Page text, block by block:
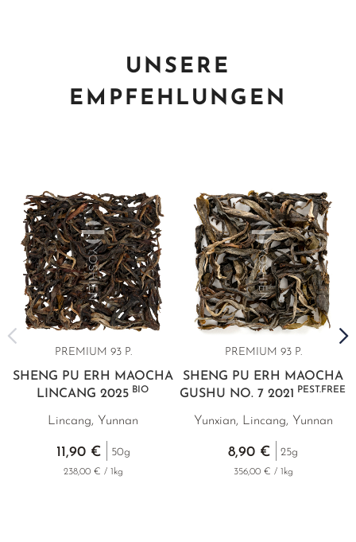
UNSERE
EMPFEHLUNGEN
PREMIUM 93 P.
SHENG PU ERH MAOCHA
LINCANG 2025 BIO
Lincang, Yunnan
11,90 € 50g
238,00 € / 1kg
PREMIUM 93 P.
SHENG PU ERH MAOCHA
GUSHU NO. 7 2021
PEST.FREE
Yunxian, Lincang, Yunnan
8,90 € 25g
356,00 € / 1kg